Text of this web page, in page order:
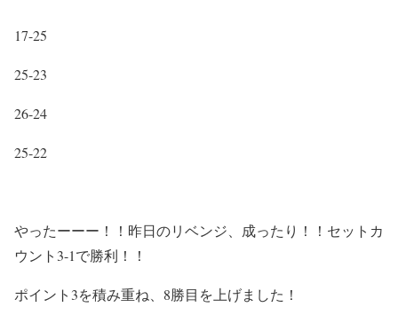
17-25
25-23
26-24
25-22
やったーーー！！昨日のリベンジ、成ったり！！セットカ
ウント3-1で勝利！！
ポイント3を積み重ね、8勝目を上げました！